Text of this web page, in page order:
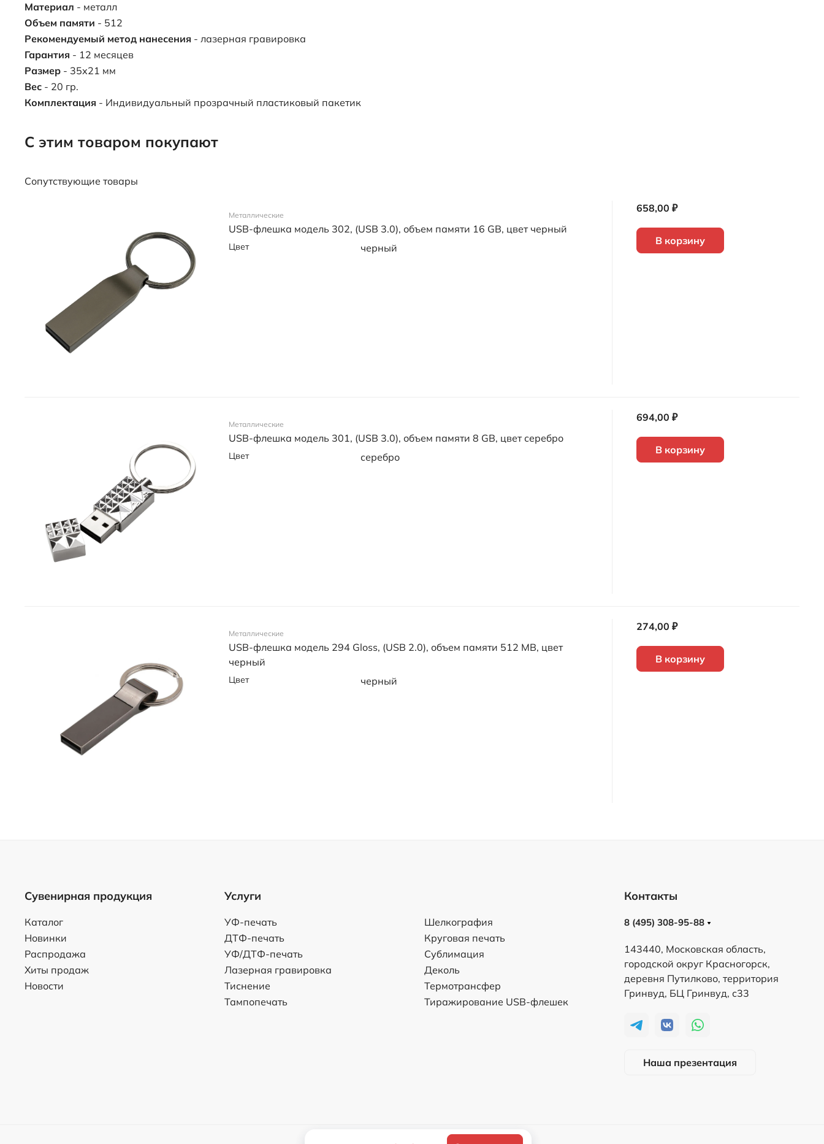
Материал - металл
Объем памяти - 512
Рекомендуемый метод нанесения - лазерная гравировка
Гарантия - 12 месяцев
Размер - 35х21 мм
Вес - 20 гр.
Комплектация - Индивидуальный прозрачный пластиковый пакетик
С этим товаром покупают
Сопутствующие товары
Металлические
USB-флешка модель 302, (USB 3.0), объем памяти 16 GB, цвет черный
Цвет черный
658,00 ₽
В корзину
Металлические
USB-флешка модель 301, (USB 3.0), объем памяти 8 GB, цвет серебро
Цвет серебро
694,00 ₽
В корзину
Металлические
USB-флешка модель 294 Gloss, (USB 2.0), объем памяти 512 MB, цвет
черный
Цвет черный
274,00 ₽
В корзину
Сувенирная продукция
Каталог
Новинки
Распродажа
Хиты продаж
Новости
Услуги
УФ-печать
ДТФ-печать
УФ/ДТФ-печать
Лазерная гравировка
Тиснение
Тампопечать
Шелкография
Круговая печать
Сублимация
Деколь
Термотрансфер
Тиражирование USB-флешек
Контакты
8 (495) 308-95-88
143440, Московская область,
городской округ Красногорск,
деревня Путилково, территория
Гринвуд, БЦ Гринвуд, с33
Наша презентация